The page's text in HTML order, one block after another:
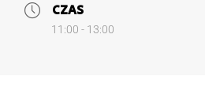
CZAS
11:00 - 13:00